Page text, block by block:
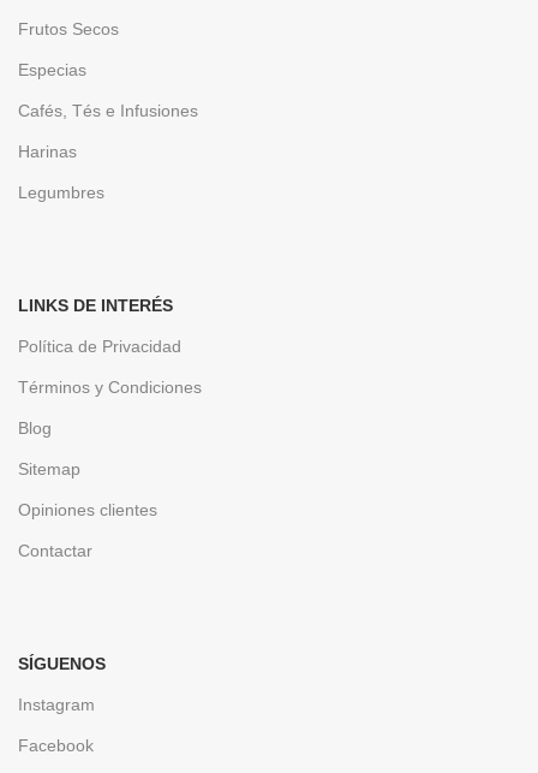
Frutos Secos
Especias
Cafés, Tés e Infusiones
Harinas
Legumbres
LINKS DE INTERÉS
Política de Privacidad
Términos y Condiciones
Blog
Sitemap
Opiniones clientes
Contactar
SÍGUENOS
Instagram
Facebook